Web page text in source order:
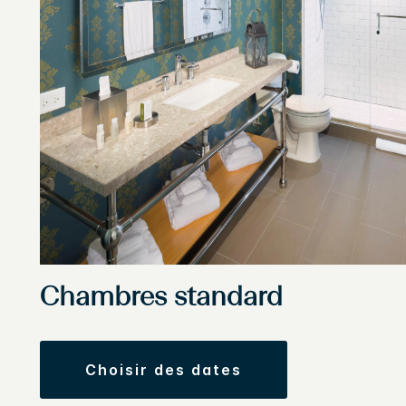
Chambres standard
choisir des dates